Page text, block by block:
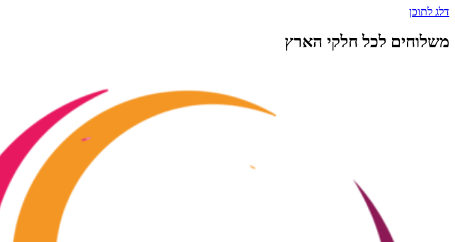
דלג לתוכן
משלוחים לכל חלקי הארץ